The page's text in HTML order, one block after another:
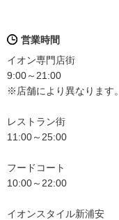
営業時間
イオン専門店街
9:00～21:00
※店舗により異なります。
レストラン街
11:00～25:00
フードコート
10:00～22:00
イオンスタイル新浦安